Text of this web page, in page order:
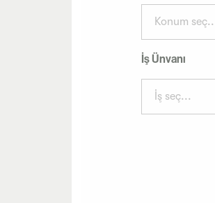
Konum
İş Ünvanı
İş seç...